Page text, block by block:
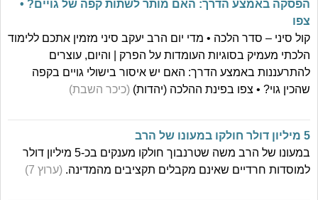
הפסקה באמצע הדרך: האם מותר לשתות קפה של גויים? •
צפו
קול סיני – סדר הלכה • מדי יום הרב יעקב סיני מזמין אתכם ללימוד
הלכתי מעמיק בסוגיות העומדות על הפרק | והיום, עוצרים
להתרעננות באמצע הדרך: האם יש איסור בישולי גויים בקפה
שהכין גוי? • צפו בפינת ההלכה (יהדות) (כיכר השבת)
5 מיליון דולר חולקו במעונו של הרב
במעונו של הרב משה שטרנבוך חולקו מענקים בכ-5 מיליון דולר
למוסדות חרדיים שאינם מקבלים תקציבים מהמדינה. (ערוץ 7)